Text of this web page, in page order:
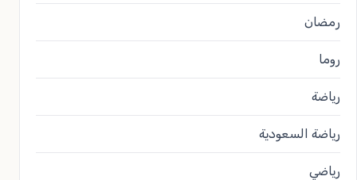
رمضان
روما
رياضة
رياضة السعودية
رياضي